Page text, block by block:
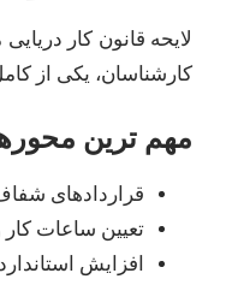
لایحه قانون کار
کارشناسان، یکی از
مهم ترین
قراردادهای شفاف
تعیین ساعات
افزایش